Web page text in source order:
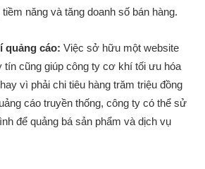
năng và tăng doanh số bán hàng.
quảng cáo: Việc sở hữu một website
tín cũng giúp công ty cơ khí tối ưu hóa
vì phải chi tiêu hàng trăm triệu đồng
cáo truyền thống, công ty có thể sử
để quảng bá sản phẩm và dịch vụ